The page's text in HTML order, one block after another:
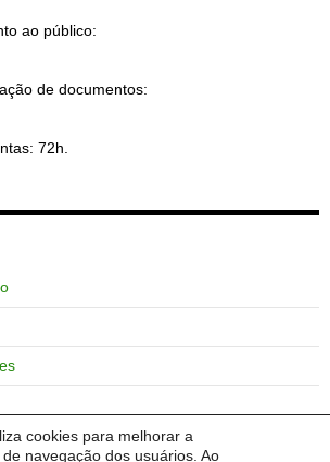
cookies para melhorar a
navegação dos usuários. Ao
ao público:
de documentos:
72h.